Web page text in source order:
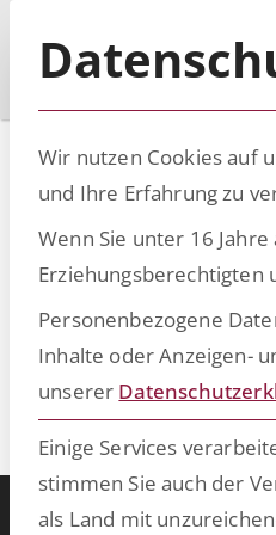
Mit über 25
ich Teams in
engagiere ich
Verschlagwortet
Wir nutzen Cookies auf
und Ihre Erfahrung zu
Wenn Sie unter 16
Erziehungsberechtigten
Personenbezogene
Inhalte oder Anzeigen-
unserer
Einige Services
stimmen Sie auch der
als Land mit